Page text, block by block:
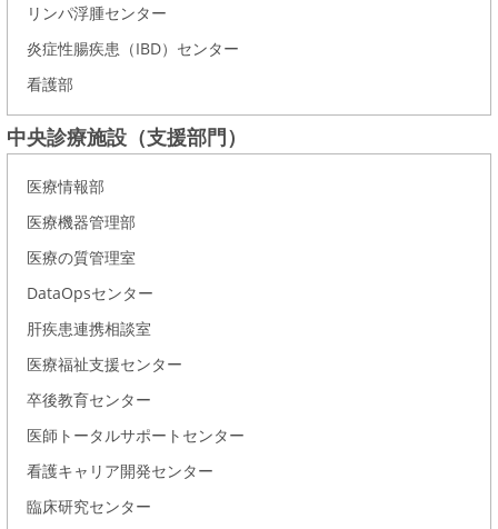
リンパ浮腫センター
炎症性腸疾患（IBD）センター
看護部
中央診療施設（支援部門）
医療情報部
医療機器管理部
医療の質管理室
DataOpsセンター
肝疾患連携相談室
医療福祉支援センター
卒後教育センター
医師トータルサポートセンター
看護キャリア開発センター
臨床研究センター